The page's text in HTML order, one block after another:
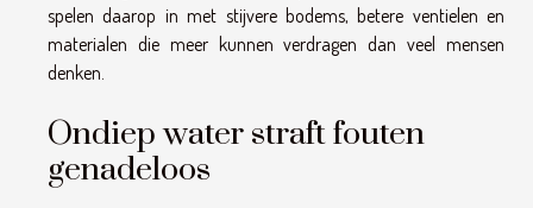
spelen daarop in met stijvere bodems, betere ventielen en
materialen die meer kunnen verdragen dan veel mensen
denken.
Ondiep water straft fouten
genadeloos